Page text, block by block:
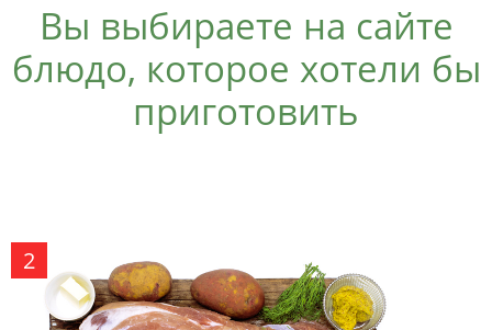
Вы выбираете на сайте
блюдо, которое хотели бы
приготовить